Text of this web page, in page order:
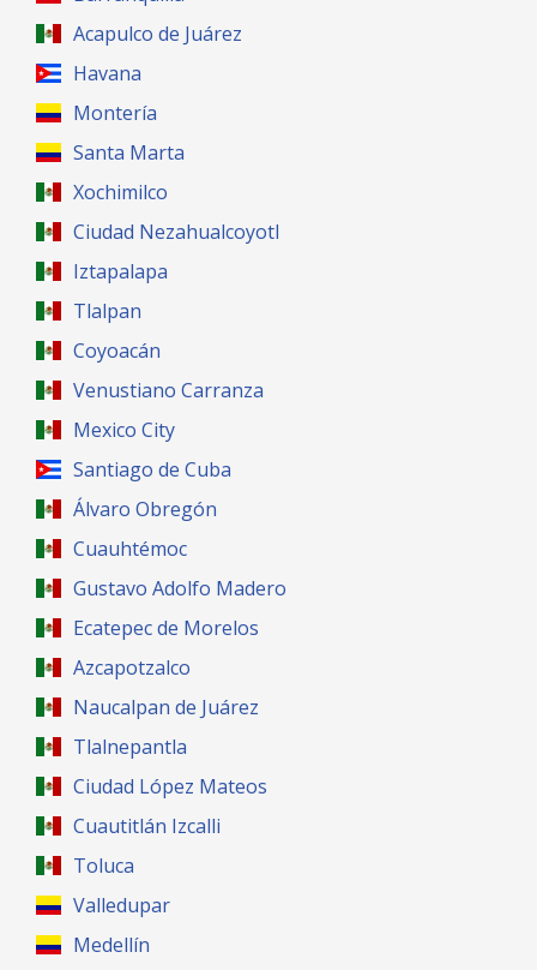
Acapulco de Juárez
Havana
Montería
Santa Marta
Xochimilco
Ciudad Nezahualcoyotl
Iztapalapa
Tlalpan
Coyoacán
Venustiano Carranza
Mexico City
Santiago de Cuba
Álvaro Obregón
Cuauhtémoc
Gustavo Adolfo Madero
Ecatepec de Morelos
Azcapotzalco
Naucalpan de Juárez
Tlalnepantla
Ciudad López Mateos
Cuautitlán Izcalli
Toluca
Valledupar
Medellín